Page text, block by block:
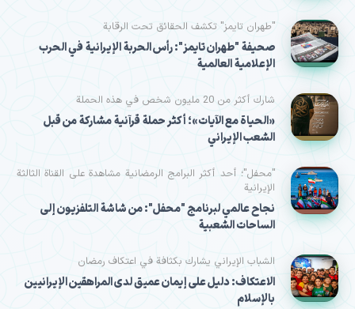
"طهران تايمز" تكشف الحقائق تحت الرقابة
صحيفة "طهران تايمز": رأس الحربة الإيرانية في الحرب
الإعلامية العالمية
شارك أكثر من 20 مليون شخص في هذه الحملة
«الحياة مع الآيات»؛ أكثر حملة قرآنية مشاركة من قبل
الشعب الإيراني
"محفل"؛ أحد أكثر البرامج الرمضانية مشاهدة على القناة الثالثة
الإيرانية
نجاح عالمي لبرنامج "محفل": من شاشة التلفزيون إلى
الساحات الشعبية
الشباب الإيراني يشارك بكثافة في اعتكاف رمضان
الاعتكاف: دليل على إيمان عميق لدى المراهقين الإيرانيين
بالإسلام